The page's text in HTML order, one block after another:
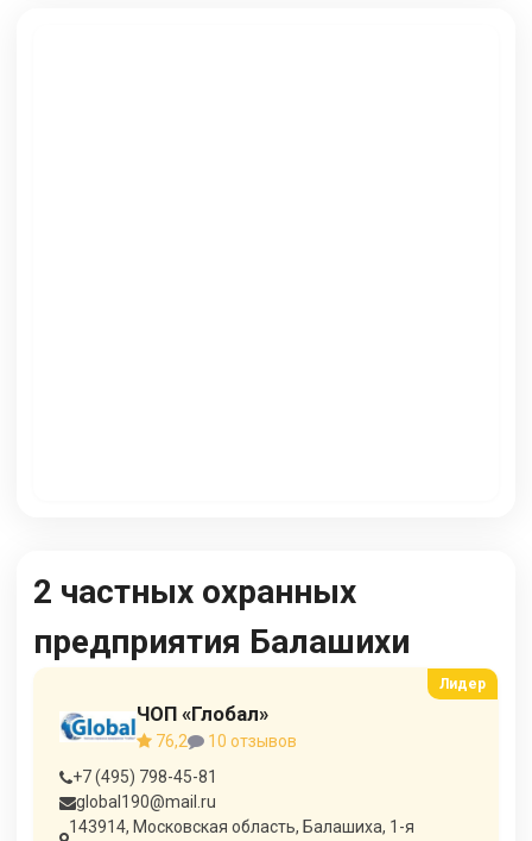
2 частных охранных
предприятия Балашихи
ЧОП «Глобал»
76,2
10 отзывов
+7 (495) 798-45-81
global190@mail.ru
143914, Московская область, Балашиха, 1-я